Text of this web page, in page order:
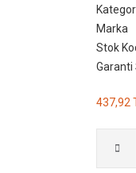
Marka
Stok
Garanti
437,92